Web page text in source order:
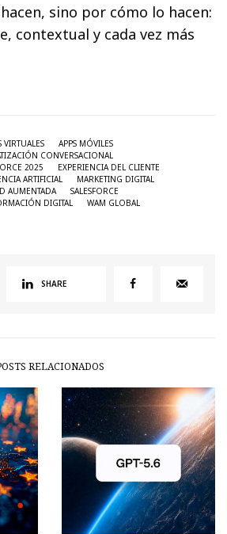
sino por cómo lo hacen:
contextual y cada vez más
VIRTUALES
APPS MÓVILES
CONVERSACIONAL
2025
EXPERIENCIA DEL CLIENTE
ARTIFICIAL
MARKETING DIGITAL
AUMENTADA
SALESFORCE
DIGITAL
WAM GLOBAL
SHARE
RELACIONADOS